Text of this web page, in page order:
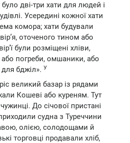
дві-три хати для людей і
Усередині кожної хати
комора; хати будували
оточеного тином або
були розміщені хліви,
або погреби, омшаники, або
бджіл». У
великий базар із рядами
Кошеві або куреням. Тут
До січової пристані
судна з Туреччини
олією, солодощами й
торговці продавали хліб,